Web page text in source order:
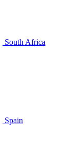
South Africa
Spain